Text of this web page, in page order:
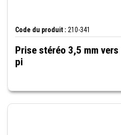
Code du produit : 210-341
Prise stéréo 3,5 mm vers
pi